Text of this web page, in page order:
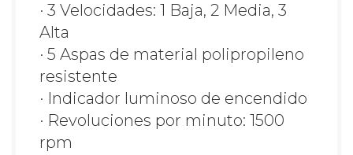
· 3 Velocidades: 1 Baja, 2 Media, 3
Alta
· 5 Aspas de material polipropileno
resistente
· Indicador luminoso de encendido
· Revoluciones por minuto: 1500
rpm